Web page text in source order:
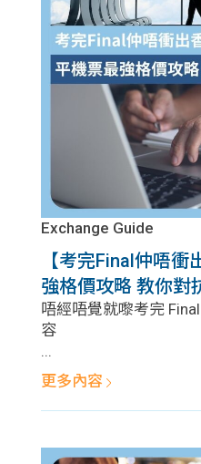
Exchange Guide
【考完Final仲唔
強格價攻略 教你對
唔經唔覺就嚟考完
容
...
更多內容